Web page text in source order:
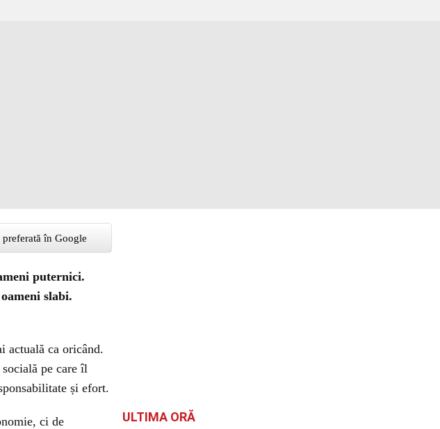
preferată în Google
puternici.
slabi.
actuală ca oricând.
pe care îl
și efort.
ci de
ULTIMA ORĂ